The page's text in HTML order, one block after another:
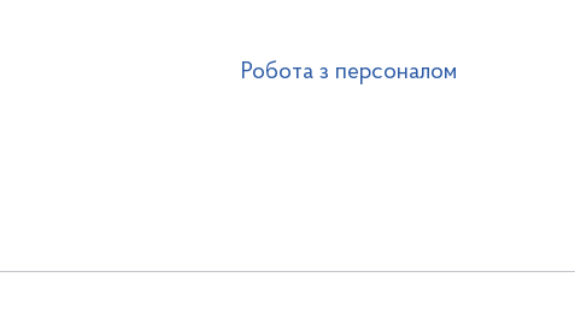
Робота з персоналом